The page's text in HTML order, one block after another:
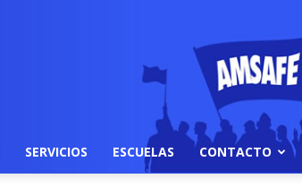
SERVICIOS ESCUELAS CONTACTO